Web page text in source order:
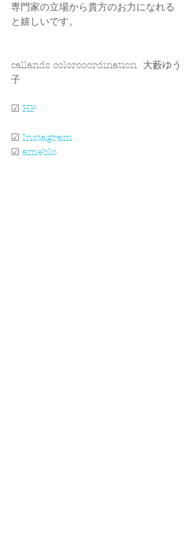
専門家の立場から貴方のお力になれる
と嬉しいです。
callands colorcoordination  大藪ゆう
子
☑ HP
☑ Instagram
☑ ameblo